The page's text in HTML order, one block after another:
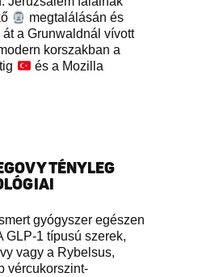
megtalálásán és
a Grunwaldnál vívott
korszakban a
és a Mozilla
TÉNYLEG
gyógyszer egészen
GLP-1 típusú szerek,
vagy a Rybelsus,
vércukorszint-